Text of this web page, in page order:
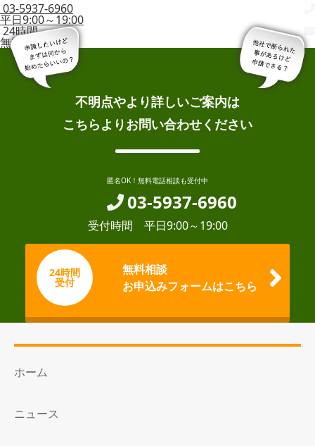
03-5937-6960
平日9:00～19:00
24時間
無料相談
不明点やより詳しいご案内は
こちらよりお問い合わせください
匿名OK！無料電話相談も受付中
03-5937-6960
受付時間 平日9:00～19:00
24時間
受付
無料相談
お申込みフォームはこちら
ホーム
ニュース